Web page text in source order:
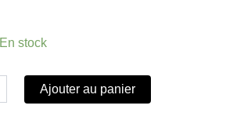
En stock
Ajouter au panier